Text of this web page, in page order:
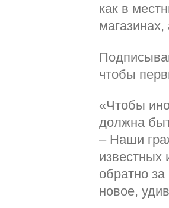
как в
магазинах,
чтобы
«Чтобы
должна
– Наши
известных
обратно
новое,